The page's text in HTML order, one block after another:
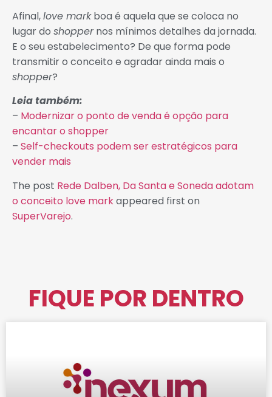
Afinal,love markboa é aquela que se coloca no
lugar do shoppernos mínimos detalhes da jornada.
E o seu estabelecimento? De que forma pode
transmitir o conceito e agradar ainda mais o
shopper?
Leia também:
– Modernizar o ponto de venda é opção para
encantar o shopper
– Self-checkouts podem ser estratégicos para
vender mais
The post Rede Dalben, Da Santa e Soneda adotam
o conceito love markappeared first on
SuperVarejo.
FIQUE POR DENTRO